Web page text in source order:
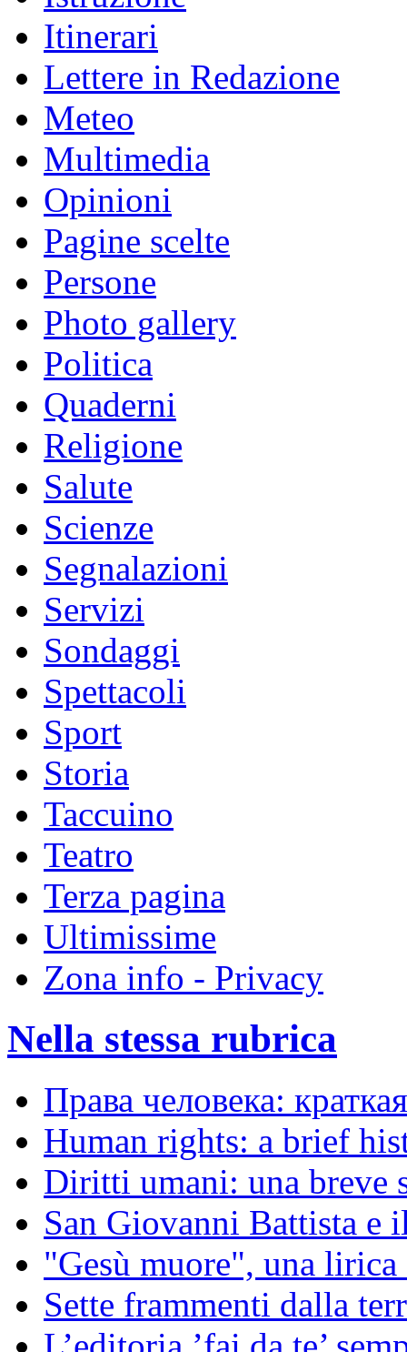
Itinerari
Lettere in Redazione
Meteo
Multimedia
Opinioni
Pagine scelte
Persone
Photo gallery
Politica
Quaderni
Religione
Salute
Scienze
Segnalazioni
Servizi
Sondaggi
Spettacoli
Sport
Storia
Taccuino
Teatro
Terza pagina
Ultimissime
Zona info - Privacy
Nella stessa rubrica
Права человека:
Human rights: a brief
Diritti umani: una breve
San Giovanni Battista e
"Gesù muore", una
Sette frammenti dalla